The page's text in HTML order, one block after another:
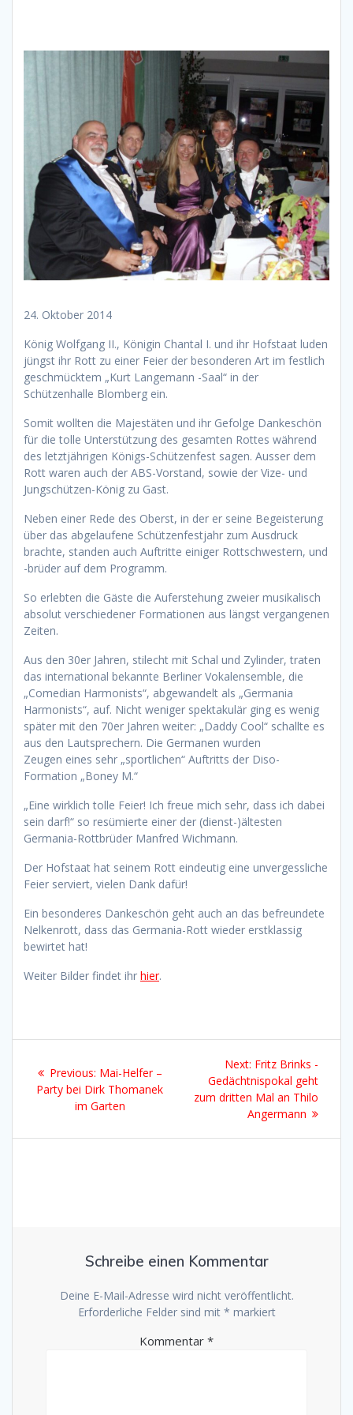
24. Oktober 2014
König Wolfgang II., Königin Chantal I. und ihr Hofstaat luden
jüngst ihr Rott zu einer Feier der besonderen Art im festlich
geschmücktem „Kurt Langemann -Saal“ in der
Schützenhalle Blomberg ein.
Somit wollten die Majestäten und ihr Gefolge Dankeschön
für die tolle Unterstützung des gesamten Rottes während
des letztjährigen Königs-Schützenfest sagen. Ausser dem
Rott waren auch der ABS-Vorstand, sowie der Vize- und
Jungschützen-König zu Gast.
Neben einer Rede des Oberst, in der er seine Begeisterung
über das abgelaufene Schützenfestjahr zum Ausdruck
brachte, standen auch Auftritte einiger Rottschwestern, und
-brüder auf dem Programm.
So erlebten die Gäste die Auferstehung zweier musikalisch
absolut verschiedener Formationen aus längst vergangenen
Zeiten.
Aus den 30er Jahren, stilecht mit Schal und Zylinder, traten
das international bekannte Berliner Vokalensemble, die
„Comedian Harmonists“, abgewandelt als „Germania
Harmonists“, auf. Nicht weniger spektakulär ging es wenig
später mit den 70er Jahren weiter: „Daddy Cool“ schallte es
aus den Lautsprechern. Die Germanen wurden
Zeugen eines sehr „sportlichen“ Auftritts der Diso-
Formation „Boney M.“
„Eine wirklich tolle Feier! Ich freue mich sehr, dass ich dabei
sein darf!“ so resümierte einer der (dienst-)ältesten
Germania-Rottbrüder Manfred Wichmann.
Der Hofstaat hat seinem Rott eindeutig eine unvergessliche
Feier serviert, vielen Dank dafür!
Ein besonderes Dankeschön geht auch an das befreundete
Nelkenrott, dass das Germania-Rott wieder erstklassig
bewirtet hat!
Weiter Bilder findet ihr hier.
Previous: Previous
post:
Mai-Helfer –
Party bei Dirk Thomanek
im Garten
Next: Next
post:
Fritz Brinks -
Gedächtnispokal geht
zum dritten Mal an Thilo
Angermann
Schreibe einen Kommentar
Deine E-Mail-Adresse wird nicht veröffentlicht.
Erforderliche Felder sind mit * markiert
Kommentar *